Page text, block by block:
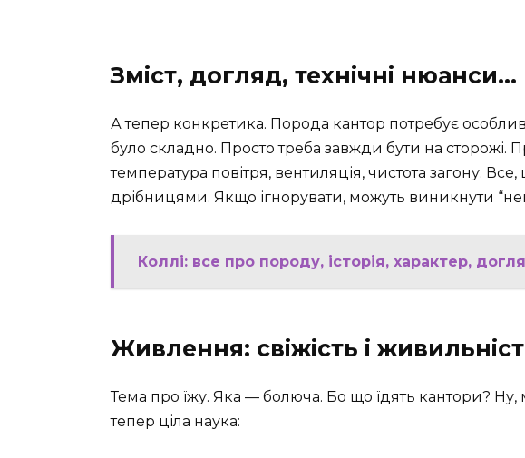
Зміст, догляд, технічні нюанси…
А тепер конкретика. Порода кантор потребує
було складно. Просто треба завжди бути на сторожі.
температура повітря, вентиляція, чистота загону.
дрібницями. Якщо ігнорувати, можуть виникнути
Коллі: все про породу, історія, характер,
Живлення: свіжість і
Тема про їжу. Яка — болюча. Бо що їдять кантори? Ну,
тепер ціла наука: